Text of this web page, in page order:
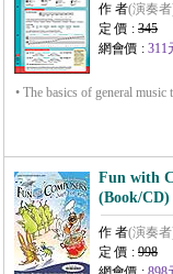
作 者(演奏
定 價 : 345
網會價 : 311
• The basics of general music
Fun with
(Book/CD)
作 者(演奏
定 價 : 998